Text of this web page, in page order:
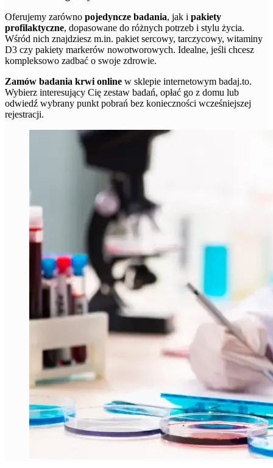
Oferujemy zarówno pojedyncze badania, jak i pakiety
profilaktyczne, dopasowane do różnych potrzeb i stylu życia.
Wśród nich znajdziesz m.in. pakiet sercowy, tarczycowy, witaminy
D3 czy pakiety markerów nowotworowych. Idealne, jeśli chcesz
kompleksowo zadbać o swoje zdrowie.
Zamów badania krwi online w sklepie internetowym badaj.to.
Wybierz interesujący Cię zestaw badań, opłać go z domu lub
odwiedź wybrany punkt pobrań bez konieczności wcześniejszej
rejestracji.